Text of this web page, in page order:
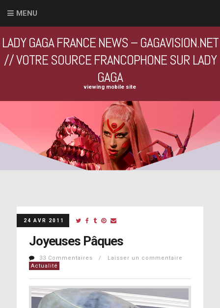
MENU
LADY GAGA FRANCE NEWS – GAGAVISION.NET
// VOTRE SOURCE FRANCOPHONE SUR LADY
GAGA
viewing mobile site
24 AVR 2011
Joyeuses Pâques
33 Commentaires / Laisser un commentaire
Actualité